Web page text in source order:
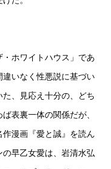
ホワイトハウス」であ
いなく性悪説に基づい
、見応え十分の、どち
表裏一体の関係だが、
作漫画『愛と誠』を読ん
早乙女愛は、岩清水弘